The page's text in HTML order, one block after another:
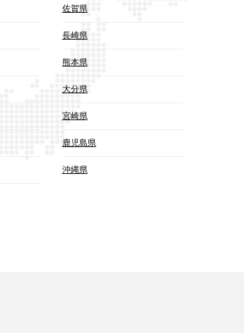
佐賀県
長崎県
熊本県
大分県
宮崎県
鹿児島県
沖縄県